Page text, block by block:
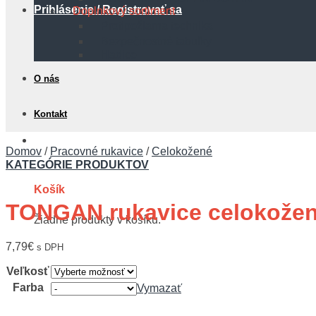
Prihlásenie / Registrovať sa
Košík
Žiadne produkty v košíku.
Doplnkový sortiment
O nás
Kontakt
Domov / Pracovné rukavice / Celokožené
KATEGÓRIE PRODUKTOV
TONGAN rukavice
7,79€ s DPH
Veľkosť
Farba
Vymazať